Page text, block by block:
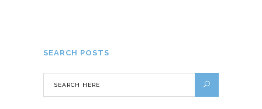
SEARCH POSTS